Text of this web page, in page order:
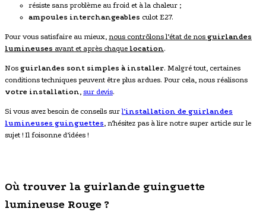
résiste sans problème au froid et à la chaleur ;
ampoules interchangeables culot E27.
Pour vous satisfaire au mieux, nous contrôlons l’état de nos guirlandes
lumineuses avant et après chaque location.
Nos guirlandes sont simples à installer. Malgré tout, certaines
conditions techniques peuvent être plus ardues. Pour cela, nous réalisons
votre installation sur devis.
Si vous avez besoin de conseils surl’installation de guirlandes
lumineuses guinguettes , n’hésitez pas à lire notre super article sur le
sujet ! Il foisonne d’idées !
Où trouver la guirlande guinguette
lumineuse Rouge ?